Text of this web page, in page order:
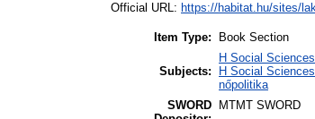
Official URL: https://habitat.hu/sites/
Item Type: Book Section
Subjects:
H Social
H Social
nőpolitika
SWORD
MTMT SWORD